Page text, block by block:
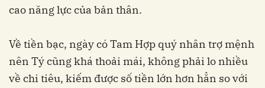
cao năng lực của bản thân.
Về tiền bạc, ngày có Tam Hợp quý nhân trợ mệnh
nên Tý cũng khá thoải mái, không phải lo nhiều
về chi tiêu, kiếm được số tiền lớn hơn hẳn so với